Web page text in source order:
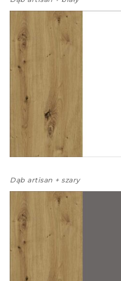
Dąb artisan + szary